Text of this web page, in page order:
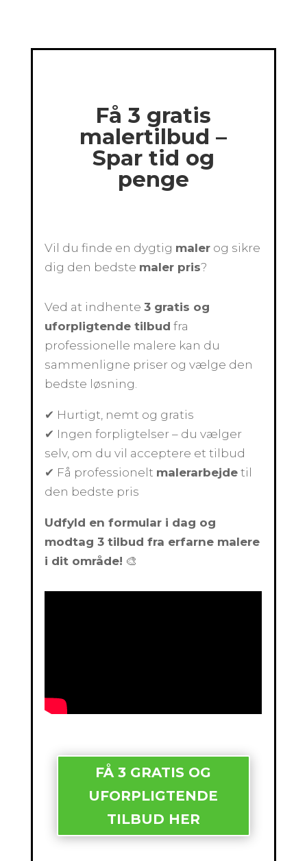
Få 3 gratis
malertilbud –
Spar tid og
penge
Vil du finde en dygtig maler og sikre
dig den bedste maler pris?
Ved at indhente3 gratis og
uforpligtende tilbud fra
professionelle malere kan du
sammenligne priser og vælge den
bedste løsning.
✔ Hurtigt, nemt og gratis
✔ Ingen forpligtelser – du vælger
selv, om du vil acceptere et tilbud
✔ Få professionelt malerarbejde til
den bedste pris
Udfyld en formular i dag og
modtag 3 tilbud fra erfarne malere
i dit område! 🎨
FÅ 3 GRATIS OG
UFORPLIGTENDE
TILBUD HER